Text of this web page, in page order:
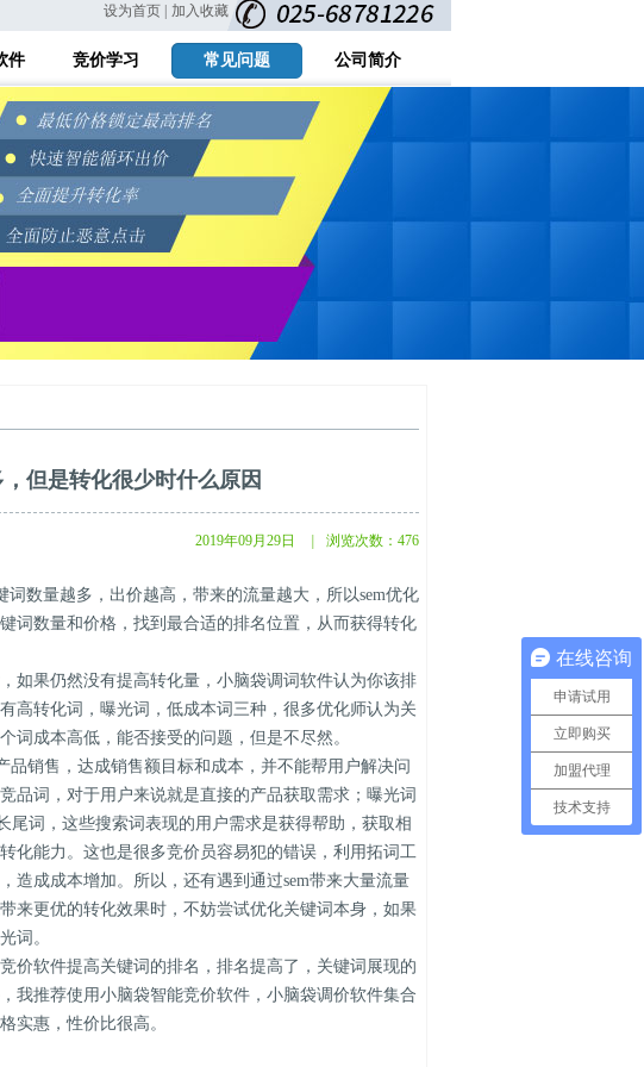
设为首页 | 加入收藏
件 竞价学习 常见问题 公司简介
但是转化很少时什么原因
2019年09月29日 浏览次数： 476
数量越多，出价越高，带来的流量越大，所以sem优化
词数量和价格，找到最合适的排名位置，从而获得转化
果仍然没有提高转化量，小脑袋调词软件认为你该排
高转化词，曝光词，低成本词三种，很多优化师认为关
词成本高低，能否接受的问题，但是不尽然。
销售，达成销售额目标和成本，并不能帮用户解决问
品词，对于用户来说就是直接的产品获取需求；曝光词
词，这些搜索词表现的用户需求是获得帮助，获取相
化能力。这也是很多竞价员容易犯的错误，利用拓词工
造成成本增加。所以，还有遇到通过sem带来大量流量
来更优的转化效果时，不妨尝试优化关键词本身，如果
词。
软件提高关键词的排名，排名提高了，关键词展现的
我推荐使用小脑袋智能竞价软件，小脑袋调价软件集合
实惠，性价比很高。
在线咨询
申请试用
立即购买
加盟代理
技术支持